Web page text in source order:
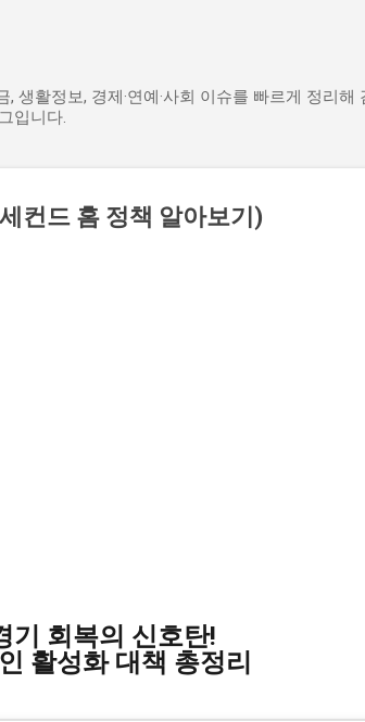
생활정보, 경제·연예·사회 이슈를 빠르게 정리해
입니다.
컨드 홈 정책 알아보기)
기 회복의 신호탄!
활성화 대책 총정리